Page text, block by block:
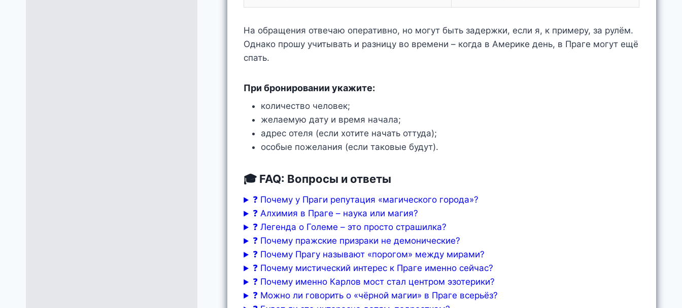
На обращения отвечаю оперативно, но могут быть задержки, если я, к примеру, за рулём.
Однако прошу учитывать и разницу во времени – когда в Америке день, в Праге могут ещё
спать.
При бронировании укажите:
количество человек;
желаемую дату и время начала;
адрес отеля (если хотите начать оттуда);
особые пожелания (если таковые будут).
🎓 FAQ: Вопросы и ответы
❓ Почему у Праги репутация «магического города»?
❓ Алхимия в Праге – наука или магия?
❓ Легенда о Големе – это просто страшилка?
❓ Почему пражские призраки не демонические?
❓ Почему Прагу называют «порогом» между мирами?
❓ Почему мистический интерес к Праге именно сейчас?
❓ Почему именно Карлов мост стал центром эзотерики?
❓ Можно ли говорить о «чёрной магии» в Праге всерьёз?